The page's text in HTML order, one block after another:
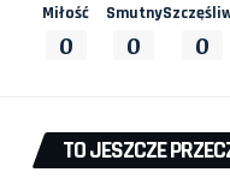
Miłość
0
Smutny
0 0
TO JESZCZE